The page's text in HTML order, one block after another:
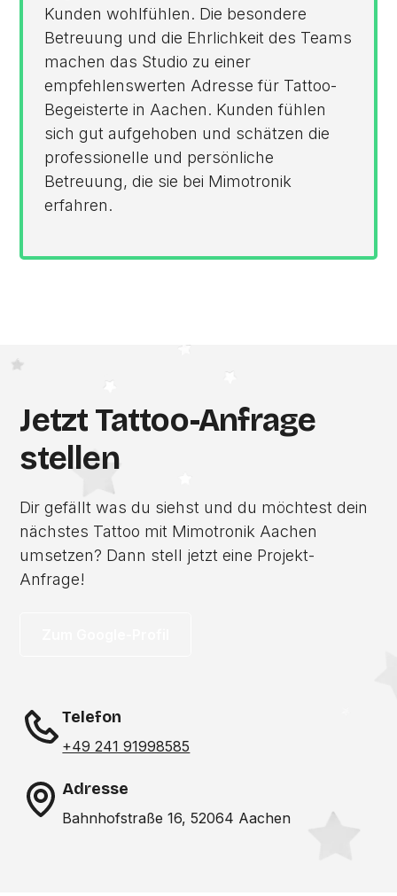
Kunden wohlfühlen. Die besondere
Betreuung und die Ehrlichkeit des Teams
machen das Studio zu einer
empfehlenswerten Adresse für Tattoo-
Begeisterte in Aachen. Kunden fühlen
sich gut aufgehoben und schätzen die
professionelle und persönliche
Betreuung, die sie bei Mimotronik
erfahren.
Jetzt Tattoo-Anfrage
stellen
Dir gefällt was du siehst und du möchtest dein
nächstes Tattoo mit Mimotronik Aachen
umsetzen? Dann stell jetzt eine Projekt-
Anfrage!
Telefon
+49 241 91998585
Adresse
Bahnhofstraße 16, 52064 Aachen